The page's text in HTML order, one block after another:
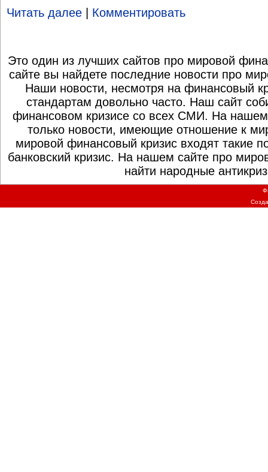
Читать далее Комментировать
Это один из лучших сайтов про мировой
сайте вы найдете последние новости про
Наши новости, несмотря на финансовый
стандартам довольно часто. Наш сайт
финансовом кризисе со всех СМИ. На нашем
только новости, имеющие отношение к
мировой финансовый кризис входят такие
банковский кризис. На нашем сайте про
найти народные